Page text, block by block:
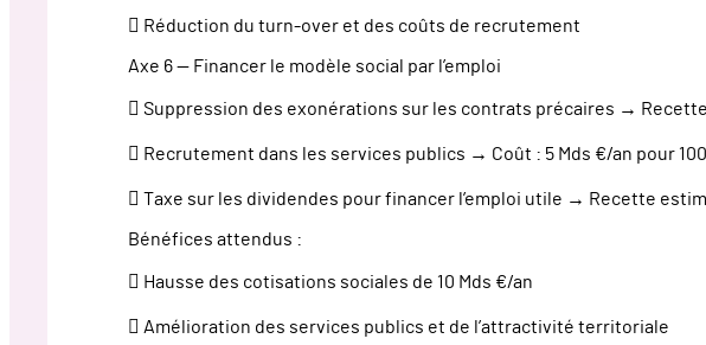
 Réduction du turn-over et des coûts de recrutement
Axe 6 — Financer le modèle social par l’emploi
 Suppression des exonérations sur les contrats précaires →
 Recrutement dans les services publics → Coût : 5 Mds €/an pour
 Taxe sur les dividendes pour financer l’emploi utile → Recette
Bénéfices attendus :
 Hausse des cotisations sociales de 10 Mds €/an
 Amélioration des services publics et de l’attractivité territoriale